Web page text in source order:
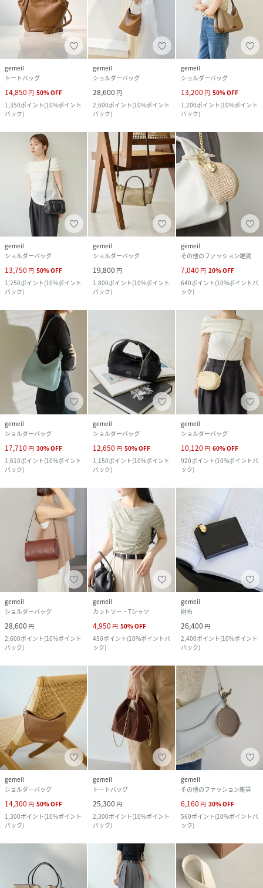
gemeil
トートバッグ
14,850 円 50%OFF
1,350ポイント(10%ポイント
バック)
gemeil
ショルダーバッグ
28,600 円
2,600ポイント(10%ポイント
バック)
gemeil
ショルダーバッグ
13,200 円 50%OFF
1,200ポイント(10%ポイント
バック)
gemeil
ショルダーバッグ
13,750 円 50%OFF
1,250ポイント(10%ポイント
バック)
gemeil
ショルダーバッグ
19,800 円
1,800ポイント(10%ポイント
バック)
gemeil
その他のファッション雑貨
7,040 円 20%OFF
640ポイント(10%ポイントバ
ック)
gemeil
ショルダーバッグ
17,710 円 30%OFF
1,610ポイント(10%ポイント
バック)
gemeil
ショルダーバッグ
12,650 円 50%OFF
1,150ポイント(10%ポイント
バック)
gemeil
ショルダーバッグ
10,120 円 60%OFF
920ポイント(10%ポイントバ
ック)
gemeil
ショルダーバッグ
28,600 円
2,600ポイント(10%ポイント
バック)
gemeil
カットソー・Tシャツ
4,950 円 50%OFF
450ポイント(10%ポイントバ
ック)
gemeil
財布
26,400 円
2,400ポイント(10%ポイント
バック)
gemeil
ショルダーバッグ
14,300 円 50%OFF
1,300ポイント(10%ポイント
バック)
gemeil
トートバッグ
25,300 円
2,300ポイント(10%ポイント
バック)
gemeil
その他のファッション雑貨
6,160 円 30%OFF
560ポイント(10%ポイントバ
ック)